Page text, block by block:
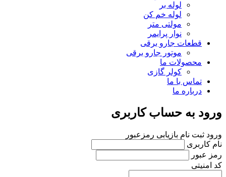
لوله بر
لوله خم کن
مولتی متر
نوار پرایمر
قطعات جارو برقی
موتور جارو برقی
محصولات ما
کولر گازی
تماس با ما
درباره ما
ورود به حساب کاربری
ورود ثبت نام بازیابی رمزعبور
نام کاربری
رمز عبور
کد امنیتی